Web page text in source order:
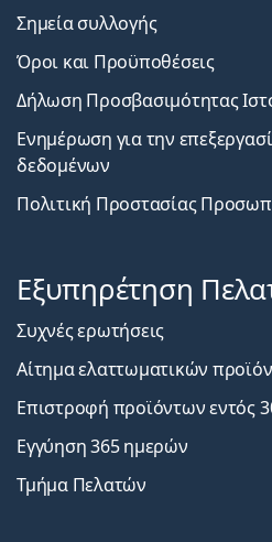
Σημεία συλλογής
Όροι και Προϋποθέσεις
Δήλωση Προσβασιμότητας
Ενημέρωση για την
δεδομένων
Πολιτική Προστασίας
Εξυπηρέτηση
Συχνές ερωτήσεις
Αίτημα ελαττωματικών
Επιστροφή προϊόντων εντός
Εγγύηση 365 ημερών
Τμήμα Πελατών